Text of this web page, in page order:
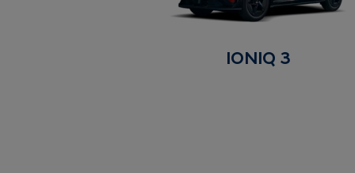
IONIQ 3